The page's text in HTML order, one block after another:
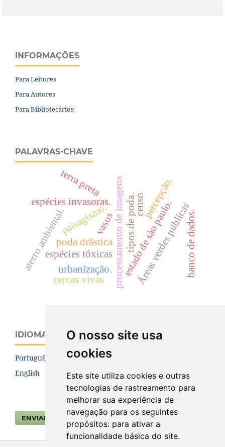
O nosso site usa
cookies
Este site utiliza cookies e outras
tecnologias de rastreamento para
melhorar sua experiência de
navegação para os seguintes
propósitos: para ativar a
funcionalidade básica do site.
INFORMAÇÕES
Para Leitores
Para Autores
Para Bibliotecários
PALAVRAS-CHAVE
Áreas verdes públicas
processamento de imagens
espécies tóxicas
espécies invasoras. estado de são paulo.
tipos de poda.
paisagismo.
aterro ambiental.
censo
urbanização.
poda drástica banco de dados.
percepção.
terra preta
vasos
cercas vivas
IDIOMA
Português (Brasil)
English
ENVIAR SUBMISSÃO